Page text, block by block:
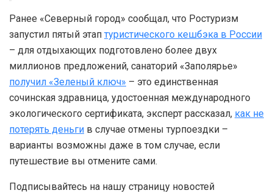
Ранее «Северный город» сообщал, что Ростуризм
запустил пятый этап туристического кешбэка в России
– для отдыхающих подготовлено более двух
миллионов предложений, санаторий «Заполярье»
получил «Зеленый ключ» – это единственная
сочинская здравница, удостоенная международного
экологического сертификата, эксперт рассказал, как не
потерять деньги в случае отмены турпоездки –
варианты возможны даже в том случае, если
путешествие вы отмените сами.
Подписывайтесь на нашу страницу новостей